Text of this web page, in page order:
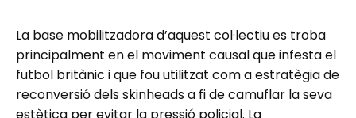
La base mobilitzadora d’aquest col·lectiu es troba
principalment en el moviment causal que infesta el
futbol britànic i que fou utilitzat com a estratègia de
reconversió dels skinheads a fi de camuflar la seva